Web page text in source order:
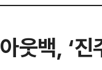
아웃백, ‘